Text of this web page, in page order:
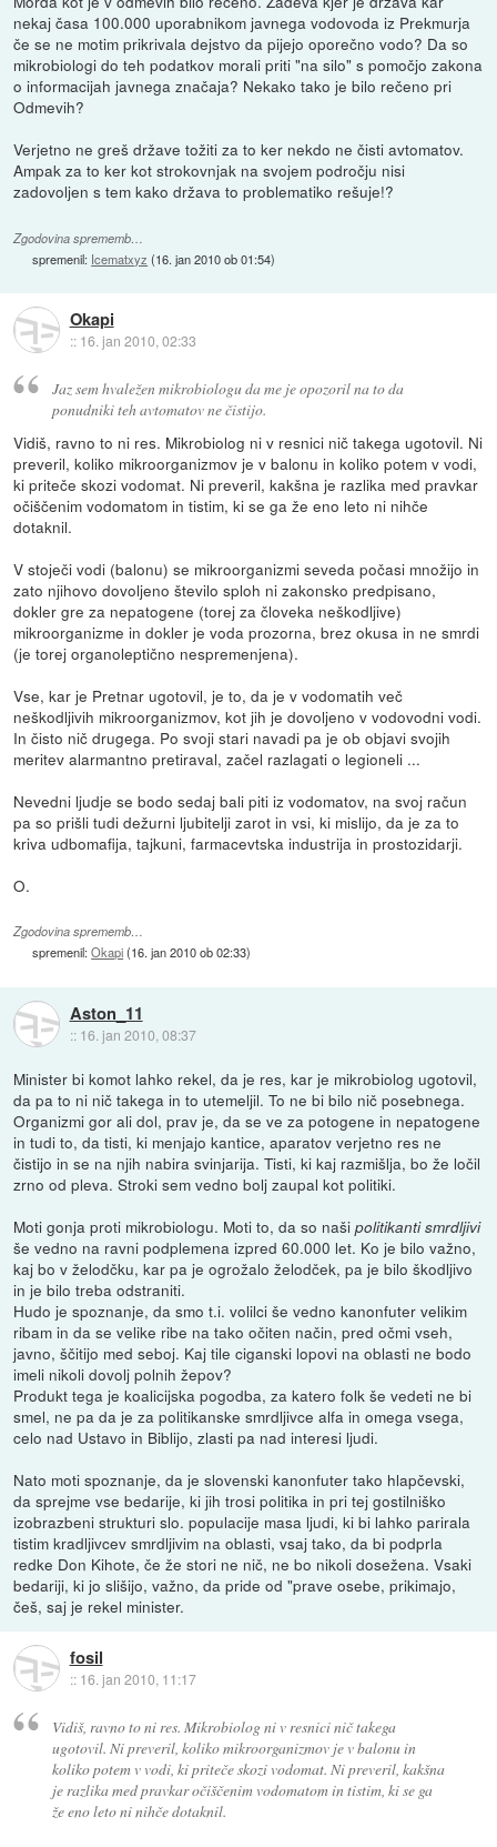
nekaj časa 100.000 uporabnikom javnega vodovoda iz Prekmurja
če se ne motim prikrivala dejstvo da pijejo oporečno vodo? Da so
mikrobiologi do teh podatkov morali priti "na silo" s pomočjo zakona
o informacijah javnega značaja? Nekako tako je bilo rečeno pri
Odmevih?
Verjetno ne greš države tožiti za to ker nekdo ne čisti avtomatov.
Ampak za to ker kot strokovnjak na svojem področju nisi
zadovoljen s tem kako država to problematiko rešuje!?
Zgodovina sprememb…
spremenil: Icematxyz (16. jan 2010 ob 01:54)
Okapi
:: 16. jan 2010, 02:33
Jaz sem hvaležen mikrobiologu da me je opozoril na to da
ponudniki teh avtomatov ne čistijo.
Vidiš, ravno to ni res. Mikrobiolog ni v resnici nič takega ugotovil. Ni
preveril, koliko mikroorganizmov je v balonu in koliko potem v vodi,
ki priteče skozi vodomat. Ni preveril, kakšna je razlika med pravkar
očiščenim vodomatom in tistim, ki se ga že eno leto ni nihče
dotaknil.
V stoječi vodi (balonu) se mikroorganizmi seveda počasi množijo in
zato njihovo dovoljeno število sploh ni zakonsko predpisano,
dokler gre za nepatogene (torej za človeka neškodljive)
mikroorganizme in dokler je voda prozorna, brez okusa in ne smrdi
(je torej organoleptično nespremenjena).
Vse, kar je Pretnar ugotovil, je to, da je v vodomatih več
neškodljivih mikroorganizmov, kot jih je dovoljeno v vodovodni vodi.
In čisto nič drugega. Po svoji stari navadi pa je ob objavi svojih
meritev alarmantno pretiraval, začel razlagati o legioneli ...
Nevedni ljudje se bodo sedaj bali piti iz vodomatov, na svoj račun
pa so prišli tudi dežurni ljubitelji zarot in vsi, ki mislijo, da je za to
kriva udbomafija, tajkuni, farmacevtska industrija in prostozidarji.
O.
Zgodovina sprememb…
spremenil:Okapi(16. jan 2010 ob 02:33)
Aston_11
:: 16. jan 2010, 08:37
Minister bi komot lahko rekel, da je res, kar je mikrobiolog ugotovil,
da pa to ni nič takega in to utemeljil. To ne bi bilo nič posebnega.
Organizmi gor ali dol, prav je, da se ve za potogene in nepatogene
in tudi to, da tisti, ki menjajo kantice, aparatov verjetno res ne
čistijo in se na njih nabira svinjarija. Tisti, ki kaj razmišlja, bo že ločil
zrno od pleva. Stroki sem vedno bolj zaupal kot politiki.
Moti gonja proti mikrobiologu. Moti to, da so našipolitikanti smrdljivi
še vedno na ravni podplemena izpred 60.000 let. Ko je bilo važno,
kaj bo v želodčku, kar pa je ogrožalo želodček, pa je bilo škodljivo
in je bilo treba odstraniti.
Hudo je spoznanje, da smo t.i. volilci še vedno kanonfuter velikim
ribam in da se velike ribe na tako očiten način, pred očmi vseh,
javno, ščitijo med seboj. Kaj tile ciganski lopovi na oblasti ne bodo
imeli nikoli dovolj polnih žepov?
Produkt tega je koalicijska pogodba, za katero folk še vedeti ne bi
smel, ne pa da je za politikanske smrdljivce alfa in omega vsega,
celo nad Ustavo in Biblijo, zlasti pa nad interesi ljudi.
Nato moti spoznanje, da je slovenski kanonfuter tako hlapčevski,
da sprejme vse bedarije, ki jih trosi politika in pri tej gostilniško
izobrazbeni strukturi slo. populacije masa ljudi, ki bi lahko parirala
tistim kradljivcev smrdljivim na oblasti, vsaj tako, da bi podprla
redke Don Kihote, če že stori ne nič, ne bo nikoli dosežena. Vsaki
bedariji, ki jo slišijo, važno, da pride od "prave osebe, prikimajo,
češ, saj je rekel minister.
fosil
:: 16. jan 2010, 11:17
Vidiš, ravno to ni res. Mikrobiolog ni v resnici nič takega
ugotovil. Ni preveril, koliko mikroorganizmov je v balonu in
koliko potem v vodi, ki priteče skozi vodomat. Ni preveril, kakšna
je razlika med pravkar očiščenim vodomatom in tistim, ki se ga
že eno leto ni nihče dotaknil.